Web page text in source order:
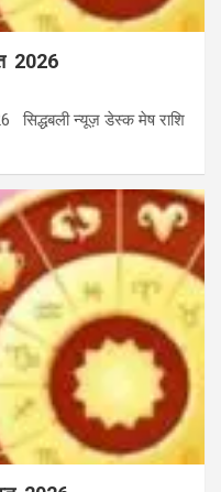
2026
सिद्धबली न्यूज़ डेस्क मेष राशि